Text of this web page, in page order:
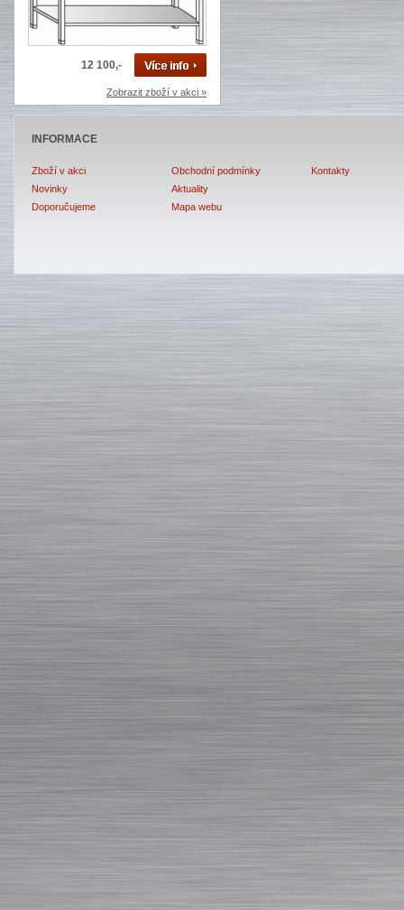
12 100,-
Zobrazit zboží v akci »
INFORMACE
Zboží v akci
Novinky
Doporučujeme
Obchodní podmínky
Aktuality
Mapa webu
Kontakty